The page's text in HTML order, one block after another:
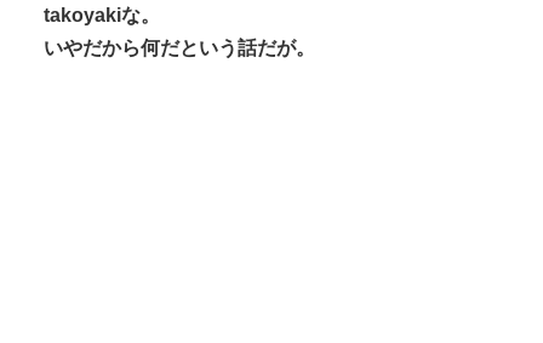
takoyakiな。
いやだから何だという話だが。